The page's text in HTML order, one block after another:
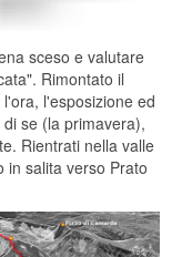
sceso e valutare
Rimontato il
l'esposizione ed
se (la primavera),
Rientrati nella valle
in salita verso Prato